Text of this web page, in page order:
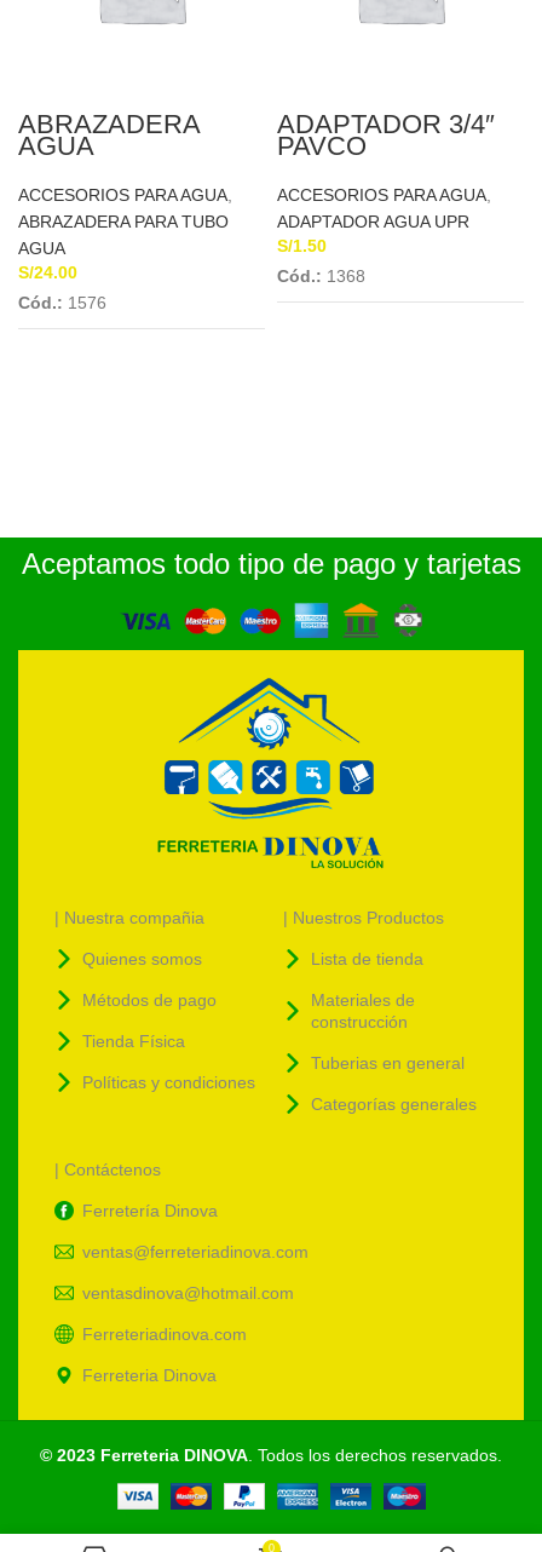
ABRAZADERA
AGUA
PVC 4″ A 3/4
ACCESORIOS PARA AGUA
ABRAZADERA PARA TUBO
AGUA
S/24.00
Cód.: 1576
ADAPTADOR 3/4″
PAVCO
ACCESORIOS PARA AGUA
ADAPTADOR AGUA UPR
S/1.50
Cód.: 1368
Aceptamos todo tipo de pago y tarjetas
| Nuestra compañia
Quienes somos
Métodos de pago
Tienda Física
Políticas y condiciones
| Nuestros Productos
Lista de tienda
Materiales de
construcción
Tuberias en general
Categorías generales
| Contáctenos
Ferretería Dinova
ventas@ferreteriadinova.com
ventasdinova@hotmail.com
Ferreteriadinova.com
Ferreteria Dinova
© 2023 Ferreteria DINOVA . Todos los derechos reservados.
0